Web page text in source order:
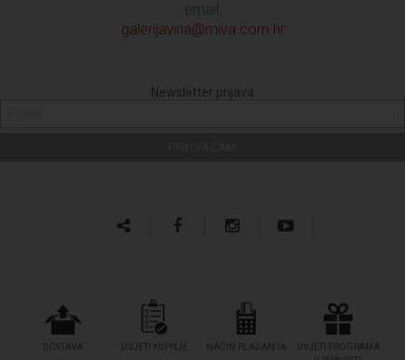
email:
galerijavina@miva.com.hr
Newsletter prijava
DOSTAVA UVJETI KUPNJE NAČIN PLAĆANJA
UVJETI PROGRAMA